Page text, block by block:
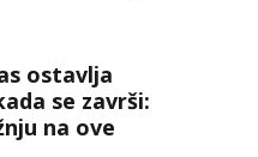
ostavlja
se završi:
na ove